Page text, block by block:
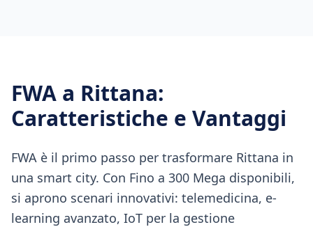
FWA a Rittana:
Caratteristiche e Vantaggi
FWA è il primo passo per trasformare Rittana in
una smart city. Con Fino a 300 Mega disponibili,
si aprono scenari innovativi: telemedicina, e-
learning avanzato, IoT per la gestione